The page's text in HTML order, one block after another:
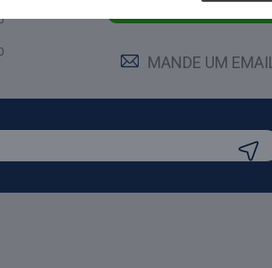
MANDE UM EMAIL